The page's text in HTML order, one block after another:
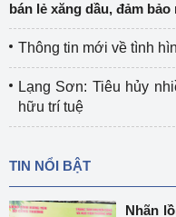
bán lẻ xăng dầu, đảm
Thông tin mới về tình
Lạng Sơn: Tiêu hủy
hữu trí tuệ
TIN NỔI BẬT
Nhãn